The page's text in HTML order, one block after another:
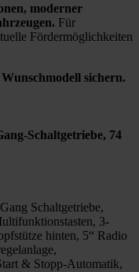
moderner
Für
Fördermöglichkeiten
sichern.
Schaltgetriebe, 74
Schaltgetriebe,
3-
hinten, 5“ Radio
& Stopp-Automatik,